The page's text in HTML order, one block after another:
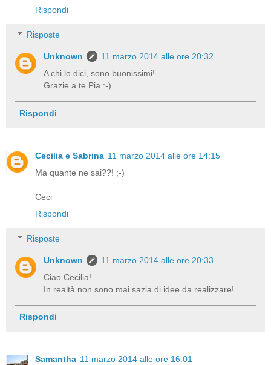
Rispondi
Risposte
Unknown
11 marzo 2014 alle ore 20:32
A chi lo dici, sono buonissimi!
Grazie a te Pia :-)
Rispondi
Cecilia e Sabrina 11 marzo 2014 alle ore 14:15
Ma quante ne sai??! ;-)
Ceci
Rispondi
Risposte
Unknown
11 marzo 2014 alle ore 20:33
Ciao Cecilia!
In realtà non sono mai sazia di idee da realizzare!
Rispondi
Samantha 11 marzo 2014 alle ore 16:01